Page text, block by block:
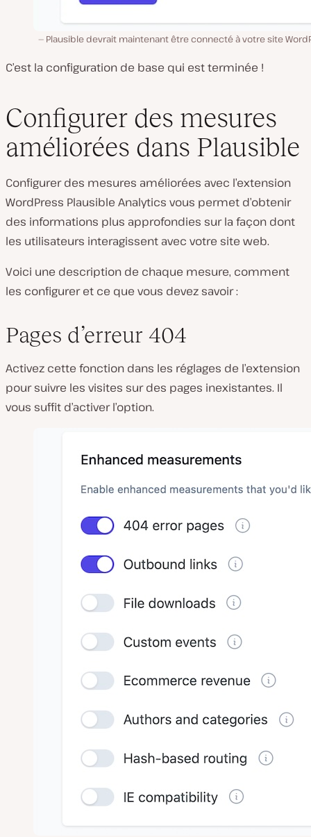
Plausible devrait maintenant être connecté à votre site
C’est la configuration de base qui est terminée !
Configurer des mesures
améliorées dans Plausible
Configurer des mesures améliorées avec l’extension
WordPress Plausible Analytics vous permet d’obtenir
des informations plus approfondies sur la façon dont
les utilisateurs interagissent avec votre site web.
Voici une description de chaque mesure, comment
les configurer et ce que vous devez savoir :
Pages d’erreur 404
Activez cette fonction dans les réglages de l’extension
pour suivre les visites sur des pages inexistantes. Il
vous suffit d’activer l’option.